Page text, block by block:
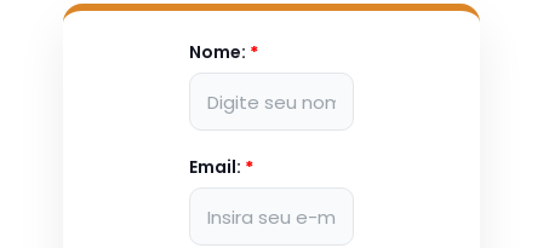
Nome: *
Email: *